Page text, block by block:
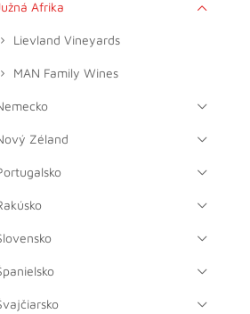
Afrika
Lievland Vineyards
MAN Family Wines
Zéland